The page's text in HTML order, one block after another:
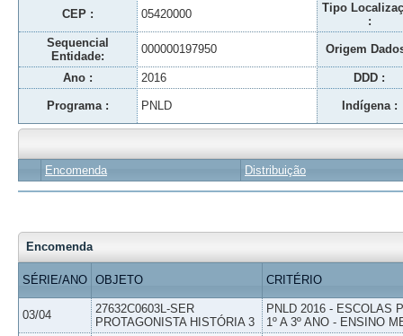
CEP : 05420000
Tipo
:
Sequencial
Entidade:
000000197950 Origem
Ano : 2016 DDD :
Programa : PNLD Indígena :
Encomenda Distribuição
Encomenda
SÉRIE/ANO OBJETO CRITÉRIO
03/04
27632C0603L-SER
PROTAGONISTA HISTÓRIA 3
PNLD 2016 - ESCOLAS
1º A 3º ANO - ENSINO